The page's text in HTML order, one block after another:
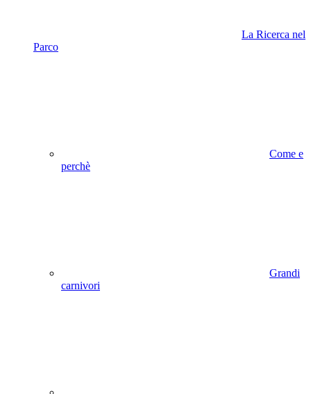
La Ricerca nel
Parco
Come e
perchè
Grandi
carnivori